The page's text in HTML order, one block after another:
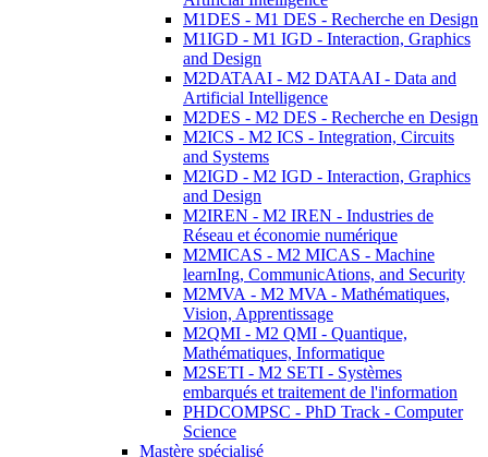
M1DES - M1 DES - Recherche en Design
M1IGD - M1 IGD - Interaction, Graphics
and Design
M2DATAAI - M2 DATAAI - Data and
Artificial Intelligence
M2DES - M2 DES - Recherche en Design
M2ICS - M2 ICS - Integration, Circuits
and Systems
M2IGD - M2 IGD - Interaction, Graphics
and Design
M2IREN - M2 IREN - Industries de
Réseau et économie numérique
M2MICAS - M2 MICAS - Machine
learnIng, CommunicAtions, and Security
M2MVA - M2 MVA - Mathématiques,
Vision, Apprentissage
M2QMI - M2 QMI - Quantique,
Mathématiques, Informatique
M2SETI - M2 SETI - Systèmes
embarqués et traitement de l'information
PHDCOMPSC - PhD Track - Computer
Science
Mastère spécialisé